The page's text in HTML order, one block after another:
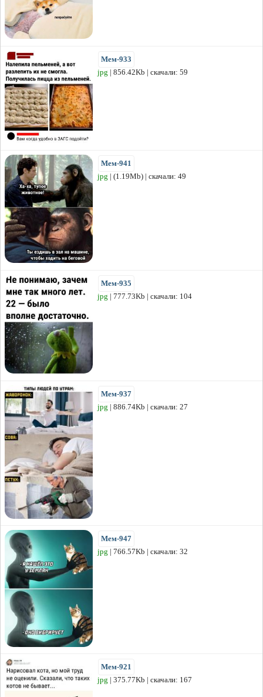
Мем-933
jpg | 856.42Kb | скачали: 59
Мем-941
jpg | (1.19Mb) | скачали: 49
Мем-935
jpg | 777.73Kb | скачали: 104
Мем-937
jpg | 886.74Kb | скачали: 27
Мем-947
jpg | 766.57Kb | скачали: 32
Мем-921
jpg | 375.77Kb | скачали: 167